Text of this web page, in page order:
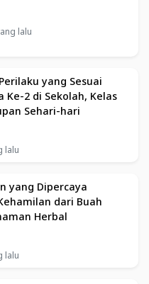
lalu
yang Sesuai
Ke-2 di Sekolah, Kelas
Sehari-hari
lalu
yang Dipercaya
dari Buah
Herbal
lalu